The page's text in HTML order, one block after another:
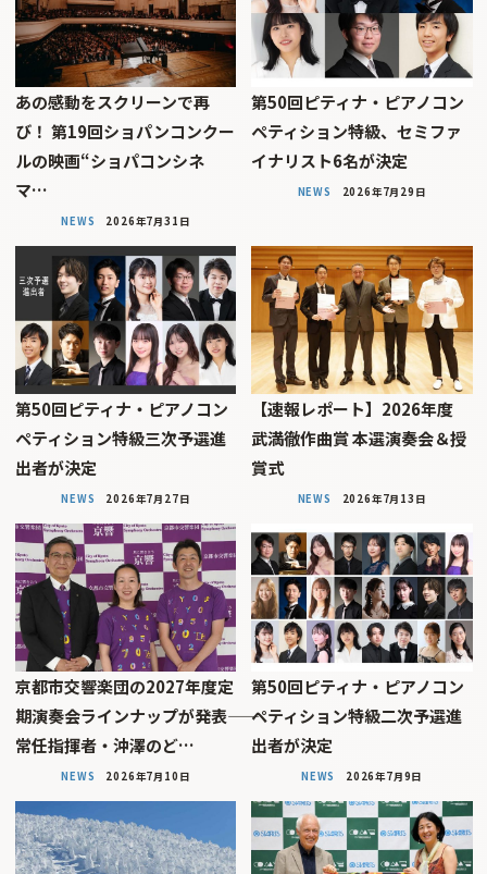
あの感動をスクリーンで再
び！ 第19回ショパンコンクー
ルの映画“ショパコンシネ
マ…
NEWS 2026年7月31日
第50回ピティナ・ピアノコン
ペティション特級、セミファ
イナリスト6名が決定
NEWS 2026年7月29日
第50回ピティナ・ピアノコン
ペティション特級三次予選進
出者が決定
NEWS 2026年7月27日
【速報レポート】2026年度
武満徹作曲賞 本選演奏会＆授
賞式
NEWS 2026年7月13日
京都市交響楽団の2027年度定
期演奏会ラインナップが発表――
常任指揮者・沖澤のど…
NEWS 2026年7月10日
第50回ピティナ・ピアノコン
ペティション特級二次予選進
出者が決定
NEWS 2026年7月9日